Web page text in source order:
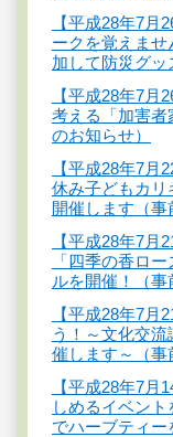
【平成28年7月
ークを覚えま
加して防災グッ
【平成28年7月
考える「加害
のお知らせ）
【平成28年7
休み子どもカ
開催します（事
【平成28年7月
「四季の香ロ
ルを開催！（事
【平成28年7
う！～文化交
催します～（事
【平成28年7
しめるイベン
でハーブティ